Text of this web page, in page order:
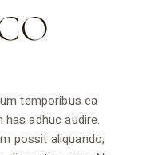
temporibus ea
has adhuc audire.
possit aliquando,